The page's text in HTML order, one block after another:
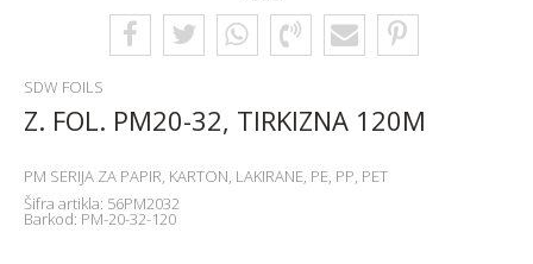
SDW FOILS
Z. FOL. PM20-32, TIRKIZNA 120M
PM SERIJA ZA PAPIR, KARTON, LAKIRANE, PE, PP, PET
Šifra artikla: 56PM2032
Barkod: PM-20-32-120